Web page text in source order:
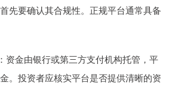
先要确认其合规性。正规平台通常具备
资金由银行或第三方支付机构托管，平
。投资者应核实平台是否提供清晰的资